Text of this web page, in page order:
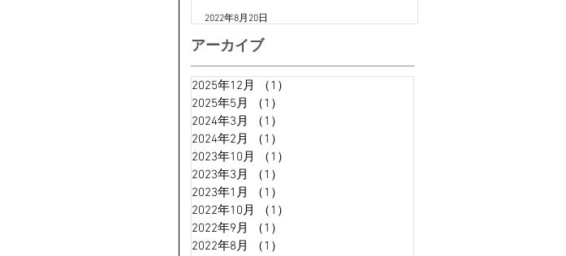
2022年8月20日
アーカイブ
2025年12月 （1）
2025年5月
（1）
2024年3月
（1）
2024年2月
（1）
2023年10月
（1）
2023年3月
（1）
2023年1月
（1）
2022年10月
（1）
2022年9月
（1）
2022年8月
（1）